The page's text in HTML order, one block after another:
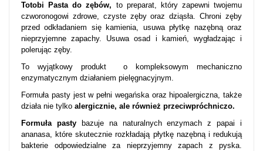
Totobi Pasta do zębów, to preparat, który zapewni twojemu
czworonogowi zdrowe, czyste zęby oraz dziąsła. Chroni zęby
przed odkładaniem się kamienia, usuwa płytkę nazębną oraz
nieprzyjemne zapachy. Usuwa osad i kamień, wygładzając i
polerując zęby.
To wyjątkowy produkt o kompleksowym mechaniczno
enzymatycznym działaniem pielęgnacyjnym.
Formuła pasty jest w pełni wegańska oraz hipoalergiczna, także
działa nie tylko alergicznie, ale również przeciwpróchniczo.
Formuła pasty
bazuje na naturalnych enzymach z papai i
ananasa, które skutecznie rozkładają płytkę nazębną i redukują
bakterie odpowiedzialne za nieprzyjemny zapach z pyska.